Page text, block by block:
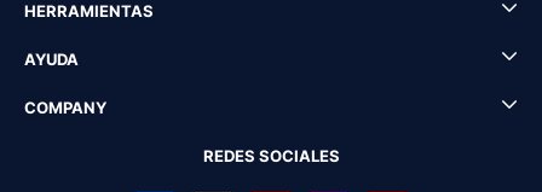
HERRAMIENTAS
AYUDA
COMPANY
REDES SOCIALES